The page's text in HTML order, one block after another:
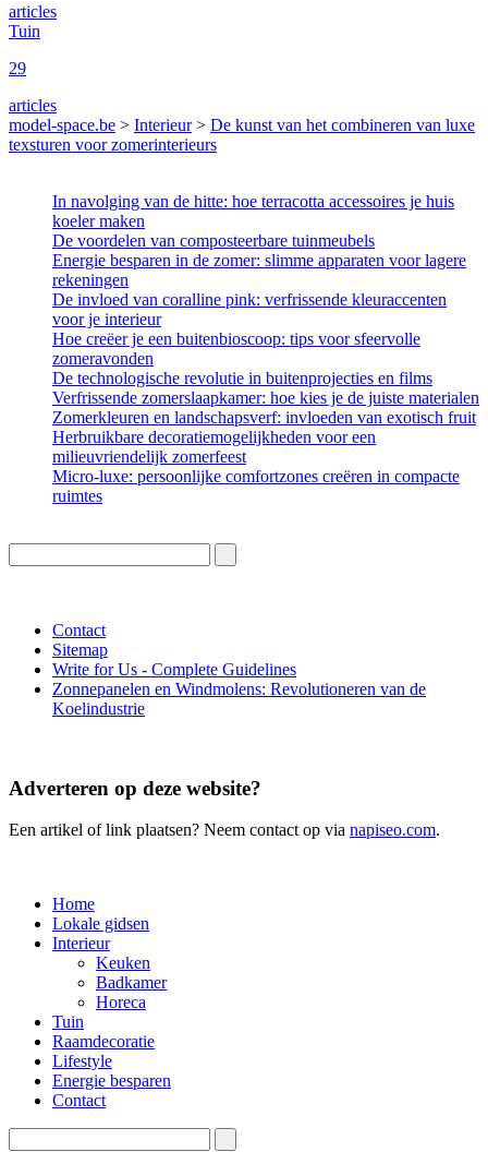
articles
Tuin
29
articles
model-space.be > Interieur> De kunst van het combineren van luxe
texsturen voor zomerinterieurs
In navolging van de hitte: hoe terracotta accessoires je huis
koeler maken
De voordelen van composteerbare tuinmeubels
Energie besparen in de zomer: slimme apparaten voor lagere
rekeningen
De invloed van coralline pink: verfrissende kleuraccenten
voor je interieur
Hoe creëer je een buitenbioscoop: tips voor sfeervolle
zomeravonden
De technologische revolutie in buitenprojecties en films
Verfrissende zomerslaapkamer: hoe kies je de juiste materialen
Zomerkleuren en landschapsverf: invloeden van exotisch fruit
Herbruikbare decoratiemogelijkheden voor een
milieuvriendelijk zomerfeest
Micro-luxe: persoonlijke comfortzones creëren in compacte
ruimtes
Contact
Sitemap
Write for Us - Complete Guidelines
Zonnepanelen en Windmolens: Revolutioneren van de
Koelindustrie
Adverteren op deze website?
Een artikel of link plaatsen? Neem contact op via napiseo.com.
Home
Lokale gidsen
Interieur
Keuken
Badkamer
Horeca
Tuin
Raamdecoratie
Lifestyle
Energie besparen
Contact